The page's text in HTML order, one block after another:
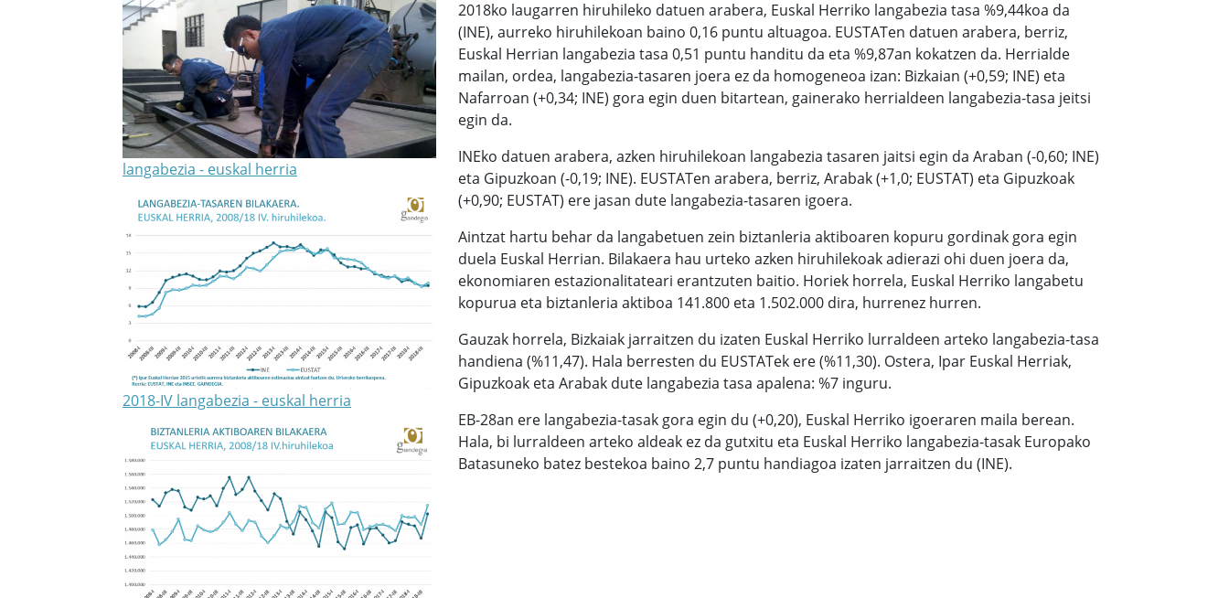
langabezia - euskal herria
2018-IV langabezia - euskal herria
2018ko laugarren hiruhileko datuen arabera, Euskal Herriko langabezia tasa %9,44koa da
(INE), aurreko hiruhilekoan baino 0,16 puntu altuagoa. EUSTATen datuen arabera, berriz,
Euskal Herrian langabezia tasa 0,51 puntu handitu da eta %9,87an kokatzen da. Herrialde
mailan, ordea, langabezia-tasaren joera ez da homogeneoa izan: Bizkaian (+0,59; INE) eta
Nafarroan (+0,34; INE) gora egin duen bitartean, gainerako herrialdeen langabezia-tasa jeitsi
egin da.
INEko datuen arabera, azken hiruhilekoan langabezia tasaren jaitsi egin da Araban (-0,60; INE)
eta Gipuzkoan (-0,19; INE). EUSTATen arabera, berriz, Arabak (+1,0; EUSTAT) eta Gipuzkoak
(+0,90; EUSTAT) ere jasan dute langabezia-tasaren igoera.
Aintzat hartu behar da langabetuen zein biztanleria aktiboaren kopuru gordinak gora egin
duela Euskal Herrian. Bilakaera hau urteko azken hiruhilekoak adierazi ohi duen joera da,
ekonomiaren estazionalitateari erantzuten baitio. Horiek horrela, Euskal Herriko langabetu
kopurua eta biztanleria aktiboa 141.800 eta 1.502.000 dira, hurrenez hurren.
Gauzak horrela, Bizkaiak jarraitzen du izaten Euskal Herriko lurraldeen arteko langabezia-tasa
handiena (%11,47). Hala berresten du EUSTATek ere (%11,30). Ostera, Ipar Euskal Herriak,
Gipuzkoak eta Arabak dute langabezia tasa apalena: %7 inguru.
EB-28an ere langabezia-tasak gora egin du (+0,20), Euskal Herriko igoeraren maila berean.
Hala, bi lurraldeen arteko aldeak ez da gutxitu eta Euskal Herriko langabezia-tasak Europako
Batasuneko batez bestekoa baino 2,7 puntu handiagoa izaten jarraitzen du (INE).